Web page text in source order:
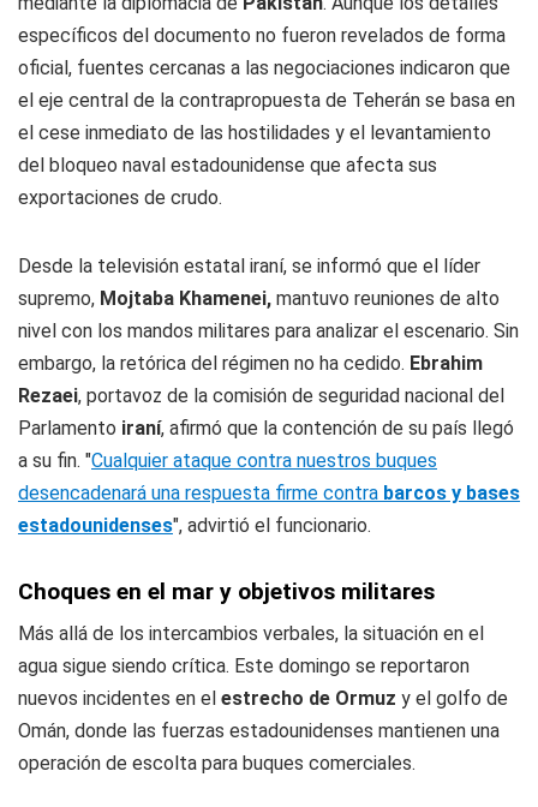
específicos del documento no fueron revelados de forma
oficial, fuentes cercanas a las negociaciones indicaron que
el eje central de la contrapropuesta de Teherán se basa en
el cese inmediato de las hostilidades y el levantamiento
del bloqueo naval estadounidense que afecta sus
exportaciones de crudo.
Desde la televisión estatal iraní, se informó que el líder
supremo, Mojtaba Khamenei, mantuvo reuniones de alto
nivel con los mandos militares para analizar el escenario. Sin
embargo, la retórica del régimen no ha cedido. Ebrahim
Rezaei, portavoz de la comisión de seguridad nacional del
Parlamento iraní, afirmó que la contención de su país llegó
a su fin. "Cualquier ataque contra nuestros buques
desencadenará una respuesta firme contra barcos y bases
estadounidenses", advirtió el funcionario.
Choques en el mar y objetivos militares
Más allá de los intercambios verbales, la situación en el
agua sigue siendo crítica. Este domingo se reportaron
nuevos incidentes en el estrecho de Ormuz y el golfo de
Omán, donde las fuerzas estadounidenses mantienen una
operación de escolta para buques comerciales.